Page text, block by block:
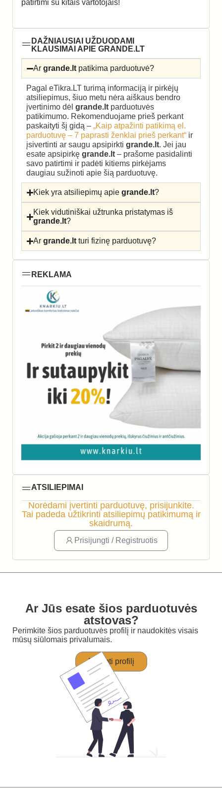
patirtimi su kitais vartotojais!
DAŽNIAUSIAI UŽDUODAMI
KLAUSIMAI APIE GRANDE.LT
Argrande.lt patikima parduotuvė?
Pagal eTikra.LT turimą informaciją ir pirkėjų
atsiliepimus, šiuo metu nėra aiškaus bendro
įvertinimo dėl grande.lt parduotuvės
patikimumo. Rekomenduojame prieš perkant
paskaityti šį gidą – „Kaip atpažinti patikimą el.
parduotuvę – 7 paprasti ženklai prieš perkant“ ir
įsivertinti ar saugu apsipirkti grande.lt. Jei jau
esate apsipirkę grande.lt – prašome pasidalinti
savo patirtimi ir padėti kitiems pirkėjams
daugiau sužinoti apie šią parduotuvę.
Kiek yra atsiliepimų apiegrande.lt?
Kiek vidutiniškai užtrunka pristatymas iš
grande.lt?
Argrande.lt turi fizinę parduotuvę?
REKLAMA
ATSILIEPIMAI
Norėdami įvertinti parduotuvę, prisijunkite.
Tai padeda užtikrinti atsiliepimų patikimumą ir
skaidrumą.
Prisijungti / Registruotis
Ar Jūs esate šios parduotuvės
atstovas?
Perimkite šios parduotuvės profilį ir naudokitės visais
mūsų siūlomais privalumais.
Perimti profilį